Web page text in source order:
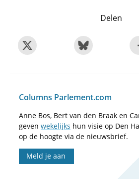
Delen
Columns Parlement.com
Anne Bos, Bert van den Braak en
geven wekelijks hun visie op Den
op de hoogte via de nieuwsbrief.
Meld je aan